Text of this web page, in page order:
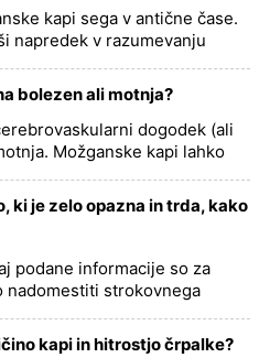
kapi sega v antične čase.
napredek v razumevanju
bolezen ali motnja?
dogodek (ali
Možganske kapi lahko
ki je zelo opazna in trda, kako
podane informacije so za
nadomestiti strokovnega
>>kapi in hitrostjo črpalke?